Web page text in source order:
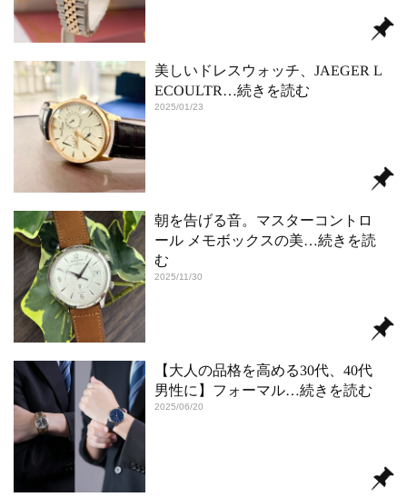
美しいドレスウォッチ、JAEGER L
ECOULTR …続きを読む
2025/01/23
朝を告げる音。マスターコントロ
ール メモボックスの美…続きを読
む
2025/11/30
【大人の品格を高める30代、40代
男性に】フォーマル…続きを読む
2025/06/20